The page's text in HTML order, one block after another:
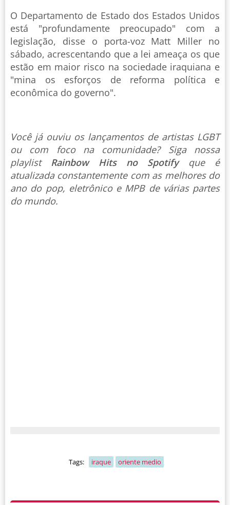
O Departamento de Estado dos Estados Unidos
está "profundamente preocupado" com a
legislação, disse o porta-voz Matt Miller no
sábado, acrescentando que a lei ameaça os que
estão em maior risco na sociedade iraquiana e
"mina os esforços de reforma política e
econômica do governo".
Você já ouviu os lançamentos de artistas LGBT
ou com foco na comunidade? Siga nossa
playlist Rainbow Hits no Spotify que é
atualizada constantemente com as melhores do
ano do pop, eletrônico e MPB de várias partes
do mundo.
Tags: iraque oriente medio